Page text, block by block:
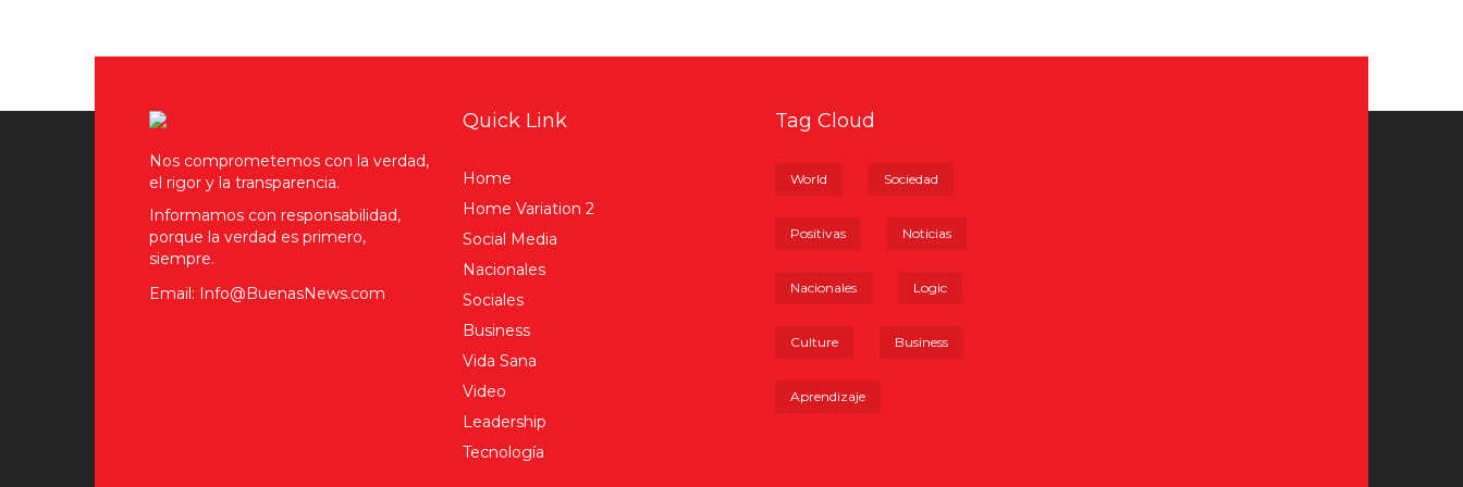
Nos comprometemos con la verdad,
el rigor y la transparencia.
Informamos con responsabilidad,
porque la verdad es primero,
siempre.
Email: Info@BuenasNews.com
Quick Link
Home
Home Variation 2
Social Media
Nacionales
Sociales
Business
Vida Sana
Video
Leadership
Tecnología
Tag Cloud
World Sociedad
Positivas Noticias
Nacionales Logic
Culture Business
Aprendizaje